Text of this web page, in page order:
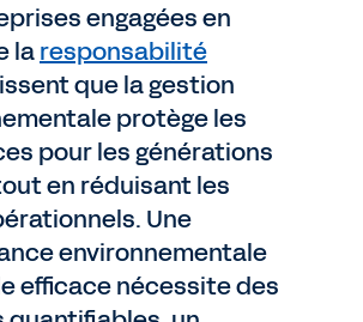
engagées en
laresponsabilité
que la gestion
protège les
pour les générations
en réduisant les
Une
environnementale
efficace nécessite des